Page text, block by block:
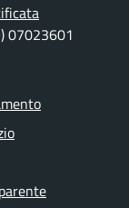
07023601